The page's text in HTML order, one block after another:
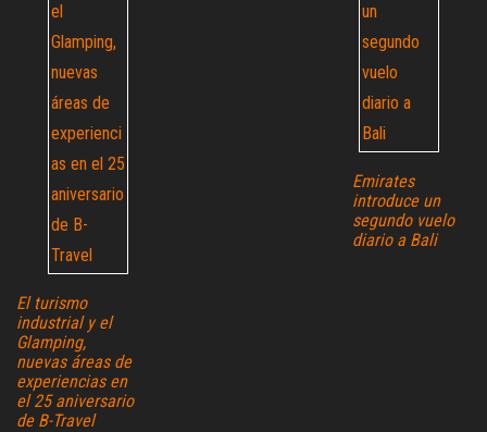
El turismo
industrial y el
Glamping,
nuevas áreas de
experiencias en
el 25 aniversario
de B-Travel
Emirates
introduce un
segundo vuelo
diario a Bali